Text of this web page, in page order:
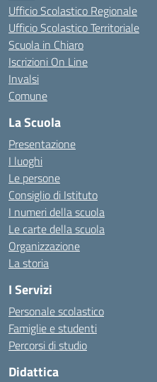
Ufficio Scolastico Regionale
Ufficio Scolastico Territoriale
Scuola in Chiaro
Iscrizioni On Line
Invalsi
Comune
La Scuola
Presentazione
I luoghi
Le persone
Consiglio di Istituto
I numeri della scuola
Le carte della scuola
Organizzazione
La storia
I Servizi
Personale scolastico
Famiglie e studenti
Percorsi di studio
Didattica